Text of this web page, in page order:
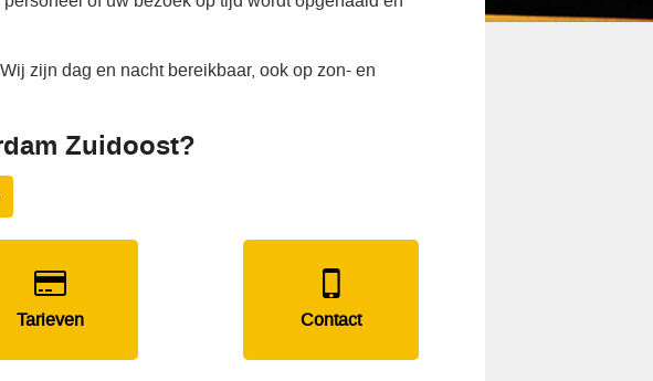
zijn dag en nacht bereikbaar, ook op zon- en
Zuidoost?
Tarieven Contact